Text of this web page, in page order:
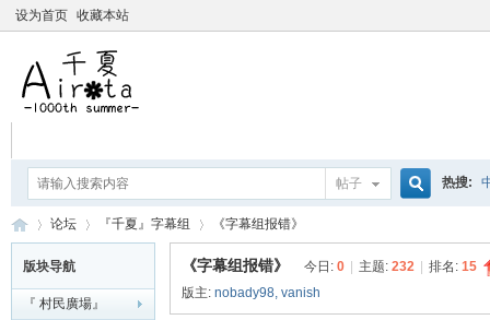
设为首页 收藏本站
帖子 热搜:
摇曳百
论坛 『千夏』字幕组 《字幕组报错》
版块导航
『 村民廣場』
《字幕组报错》 今日: 0 主题: 232 排名: 15
版主: nobady98, vanish